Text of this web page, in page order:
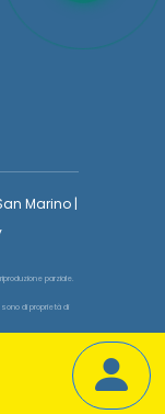
Marino |
parziale.
di proprietà di
parte del layout